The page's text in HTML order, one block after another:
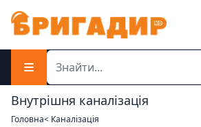
Внутрішня каналізація
Головна< Каналізація